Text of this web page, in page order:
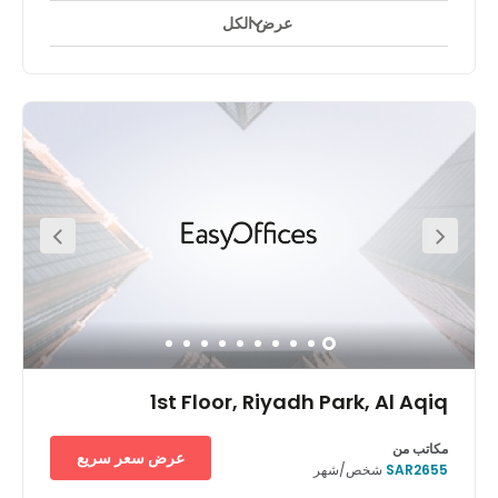
مركز المدينة/البلدة
restaurants and coffee shops, retails, and business
centers. Clients can enjoy the view of the city and KAFD
from any office and amazing terrace with a kitchen will
be great for events. Parking is never an issue as we have
2 parking lots also the surrounding area in clouds many
of public parking. Transports likewise go through the
territory much of the time. Several hotels surround this
location, perfect for guests who come to visit from out of
عرض الكل
1st Floor, Riyadh Park, Al Aqiq
مكاتب من
SAR2655 شخص/شهر
عرض سعر سريع